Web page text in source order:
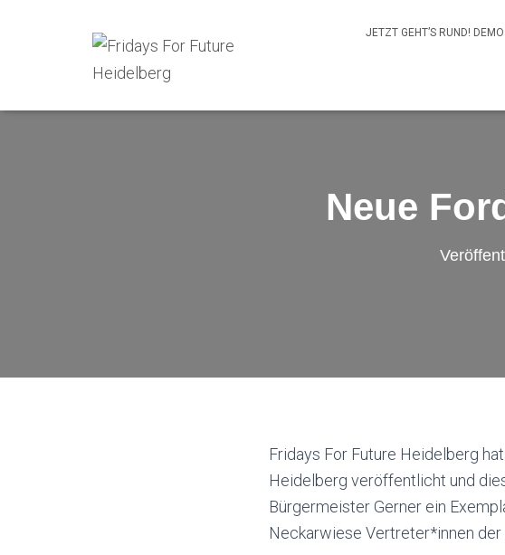
JETZT GEHT’S RUND!
Neue
Fridays For Future Heidelberg
Heidelberg veröffentlicht und
Bürgermeister Gerner ein
Neckarwiese Vertreter*innen der